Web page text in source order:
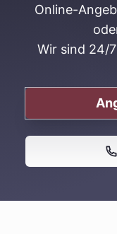
Online-
Wir sind 24/